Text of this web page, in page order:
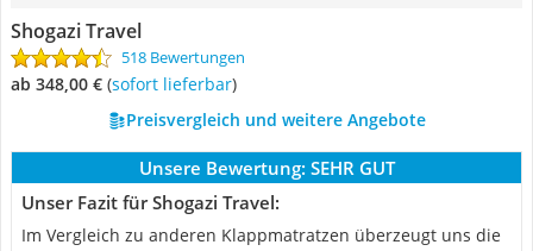
Shogazi Travel
518 Bewertungen
ab 348,00 € ( Sofort lieferbar)
Preisvergleich und weitere Angebote
Unsere Bewertung: SEHR GUT
Unser Fazit für Shogazi Travel:
Im Vergleich zu anderen Klappmatratzen überzeugt uns die